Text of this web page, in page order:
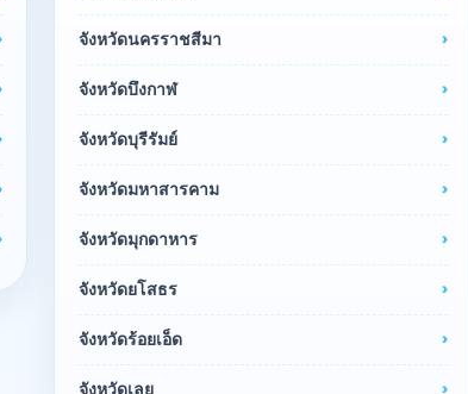
จังหวัดนครราชสีมา
จังหวัดบึงกาฬ
จังหวัดบุรีรัมย์
จังหวัดมหาสารคาม
จังหวัดมุกดาหาร
จังหวัดยโสธร
จังหวัดร้อยเอ็ด
จังหวัดเลย